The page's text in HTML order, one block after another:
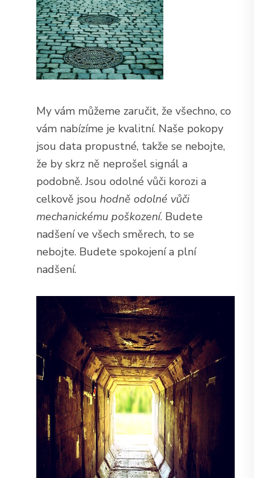
My vám můžeme zaručit, že všechno, co
vám nabízíme je kvalitní. Naše pokopy
jsou data propustné, takže se nebojte,
že by skrz ně neprošel signál a
podobně. Jsou odolné vůči korozi a
celkově jsou hodně odolné vůči
mechanickému poškození. Budete
nadšení ve všech směrech, to se
nebojte. Budete spokojení a plní
nadšení.